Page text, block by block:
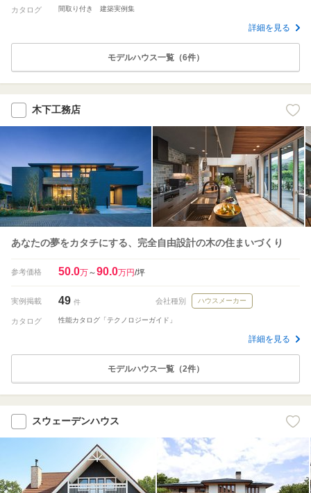
カタログ 間取り付き 建築実例集
詳細を見る
モデルハウス一覧（6件）
木下工務店
あなたの夢をカタチにする、完全自由設計の木の住まいづくり
参考価格 50.0万～90.0万円/坪
実例掲載 49 件 会社種別 ハウスメーカー
カタログ 性能カタログ「テクノロジーガイド」
詳細を見る
モデルハウス一覧（2件）
スウェーデンハウス